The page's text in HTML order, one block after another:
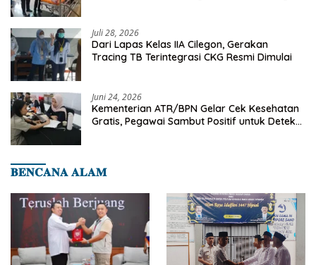
Juli 28, 2026
Dari Lapas Kelas IIA Cilegon, Gerakan
Tracing TB Terintegrasi CKG Resmi Dimulai
Juni 24, 2026
Kementerian ATR/BPN Gelar Cek Kesehatan
Gratis, Pegawai Sambut Positif untuk Deteksi
𝐁𝐄𝐍𝐂𝐀𝐍𝐀 𝐀𝐋𝐀𝐌